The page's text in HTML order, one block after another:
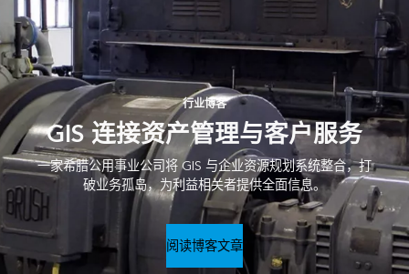
行业博客
GIS 连接资产管理与客户服务
一家希腊公用事业公司将 GIS 与企业资源规划系统整合，打
破业务孤岛，为利益相关者提供全面信息。
阅读博客文章